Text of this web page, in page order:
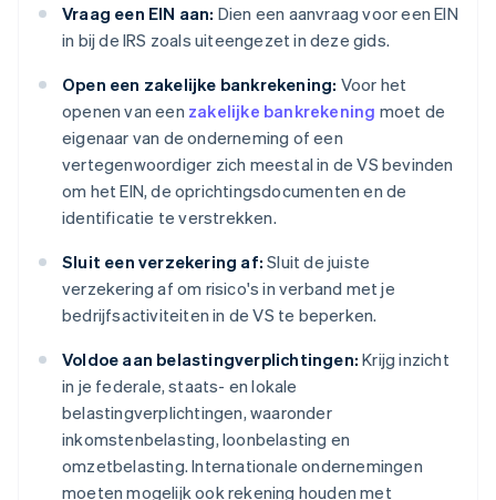
Vraag een EIN aan: Dien een aanvraag voor een EIN
in bij de IRS zoals uiteengezet in deze gids.
Open een zakelijke bankrekening: Voor het
openen van een zakelijke bankrekening moet de
eigenaar van de onderneming of een
vertegenwoordiger zich meestal in de VS bevinden
om het EIN, de oprichtingsdocumenten en de
identificatie te verstrekken.
Sluit een verzekering af: Sluit de juiste
verzekering af om risico's in verband met je
bedrijfsactiviteiten in de VS te beperken.
Voldoe aan belastingverplichtingen: Krijg inzicht
in je federale, staats- en lokale
belastingverplichtingen, waaronder
inkomstenbelasting, loonbelasting en
omzetbelasting. Internationale ondernemingen
moeten mogelijk ook rekening houden met